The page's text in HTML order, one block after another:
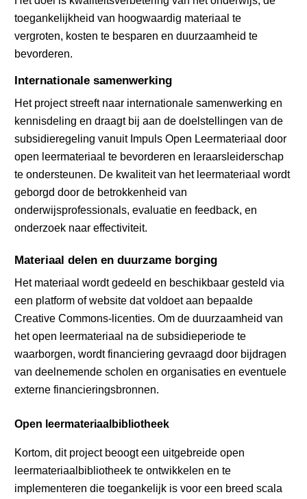
toegankelijkheid van hoogwaardig materiaal te
vergroten, kosten te besparen en duurzaamheid te
bevorderen.
Internationale samenwerking
Het project streeft naar internationale samenwerking en
kennisdeling en draagt bij aan de doelstellingen van de
subsidieregeling vanuit Impuls Open Leermateriaal door
open leermateriaal te bevorderen en leraarsleiderschap
te ondersteunen. De kwaliteit van het leermateriaal wordt
geborgd door de betrokkenheid van
onderwijsprofessionals, evaluatie en feedback, en
onderzoek naar effectiviteit.
Materiaal delen en duurzame borging
Het materiaal wordt gedeeld en beschikbaar gesteld via
een platform of website dat voldoet aan bepaalde
Creative Commons-licenties. Om de duurzaamheid van
het open leermateriaal na de subsidieperiode te
waarborgen, wordt financiering gevraagd door bijdragen
van deelnemende scholen en organisaties en eventuele
externe financieringsbronnen.
Open leermateriaalbibliotheek
Kortom, dit project beoogt een uitgebreide open
leermateriaalbibliotheek te ontwikkelen en te
implementeren die toegankelijk is voor een breed scala